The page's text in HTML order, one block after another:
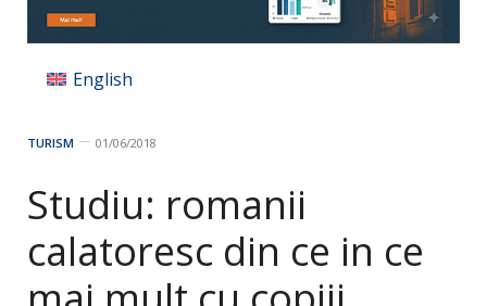
English
TURISM 01/06/2018
Studiu: romanii
calatoresc din ce in ce